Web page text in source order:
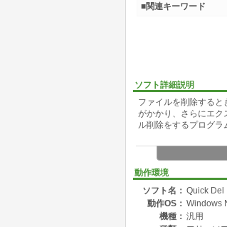
ソフト詳細説明
ファイルを削除する
がかかり、さらにエク
ル削除をするプログラ
動作環境
ソフト名： Quick Del
動作OS： Windows
機種： 汎用
■関連キーワード